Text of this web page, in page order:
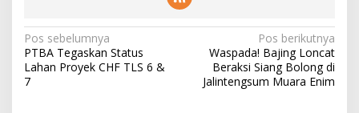
N
a
v
Pos sebelumnya
PTBA Tegaskan Status
Lahan Proyek CHF TLS 6 &
7
Pos berikutnya
Waspada! Bajing Loncat
Beraksi Siang Bolong di
Jalintengsum Muara Enim